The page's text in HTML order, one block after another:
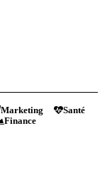
Marketing
Santé
Finance